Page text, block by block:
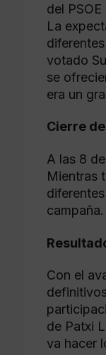
del
La
votado
se
era un
Cierre
A las 8
Mientras
campaña.
Con el
de Patxi
va hacer